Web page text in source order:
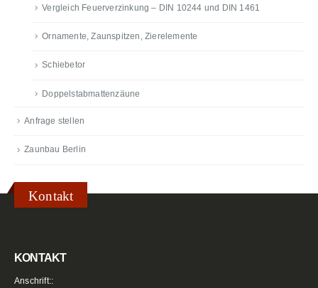
Vergleich Feuerverzinkung – DIN 10244 und DIN 1461
Ornamente, Zaunspitzen, Zierelemente
Schiebetor
Doppelstabmattenzäune
Anfrage stellen
Zaunbau Berlin
Kontakt
KONTAKT
Anschrift::